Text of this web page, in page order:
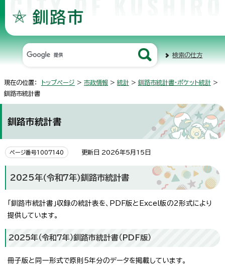
検索の仕方
現在の位置： トップページ > 市政情報 > 統計 > 釧路市統計書・ポケット統計 >
釧路市統計書
釧路市統計書
ページ番号1007140 更新日 2026年5月15日
2025年（令和7年）釧路市統計書
「釧路市統計書」収録の統計表を、PDF版とExcel版の2形式により
提供しています。
2025年（令和7年）釧路市統計書（PDF版）
冊子版と同一形式で原則5年分のデータを掲載しています。